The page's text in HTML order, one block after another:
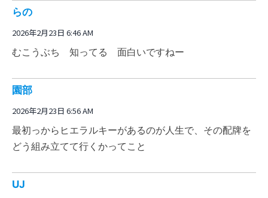
らの
2026年2月23日 6:46 AM
むこうぶち 知ってる 面白いですねー
園部
2026年2月23日 6:56 AM
最初っからヒエラルキーがあるのが人生で、その配牌を
どう組み立てて行くかってこと
UJ